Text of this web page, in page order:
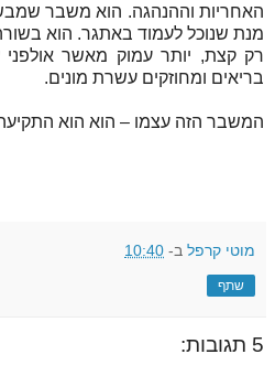
האחריות וההנהגה. הוא משבר
מנת שנוכל לעמוד באתגר. הוא
בריאים ומחוזקים עשרת מונים.
המשבר הזה עצמו – הוא הוא
מוטי קרפל ב- 10:40
שתף
5 תגובות: